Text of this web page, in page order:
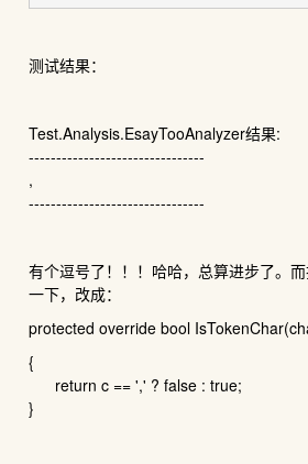
测试结果：
Test.Analysis.EsayTooAnalyzer结果:
--------------------------------
,
--------------------------------
有个逗号了！！！哈哈，总算进步了。
一下，改成：
protected override bool
{
return c == ',' ? false : true;
}